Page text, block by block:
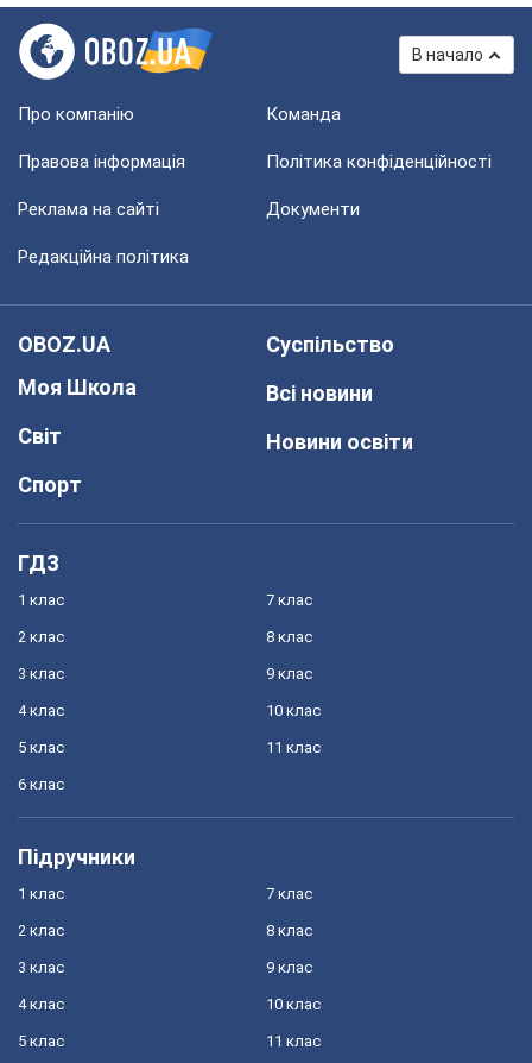
В начало
Про компанію Команда
Правова інформація Політика конфіденційності
Реклама на сайті Документи
Редакційна політика
OBOZ.UA
Моя Школа
Світ
Спорт
Суспільство
Всі новини
Новини освіти
ГДЗ
1 клас
2 клас
3 клас
4 клас
5 клас
6 клас
7 клас
8 клас
9 клас
10 клас
11 клас
Підручники
1 клас
2 клас
3 клас
4 клас
5 клас
7 клас
8 клас
9 клас
10 клас
11 клас